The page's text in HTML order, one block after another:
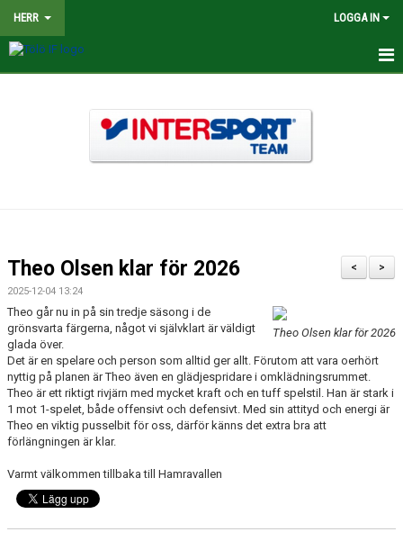
HERR LOGGA IN
BILDGALLERI
DOKUMENT
KONTAKT
>
<
Theo Olsen klar för 2026
2025-12-04 13:24
Theo Olsen klar för 2026
Theo går nu in på sin tredje säsong i de
grönsvarta färgerna, något vi självklart är väldigt
glada över.
Det är en spelare och person som alltid ger allt. Förutom att vara oerhört
nyttig på planen är Theo även en glädjespridare i omklädningsrummet.
Theo är ett riktigt rivjärn med mycket kraft och en tuff spelstil. Han är stark i
1 mot 1-spelet, både offensivt och defensivt. Med sin attityd och energi är
Theo en viktig pusselbit för oss, därför känns det extra bra att
förlängningen är klar.
Varmt välkommen tillbaka till Hamravallen